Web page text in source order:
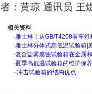
者：黄琼 通讯员 王
相关资料
·雅士林｜从GB/T4208看车
·雅士林分体式高低温试验箱|
·复合盐雾腐蚀试验箱在金属
·夏季高低温试验箱的维护保
· 冲击试验箱的结构优点